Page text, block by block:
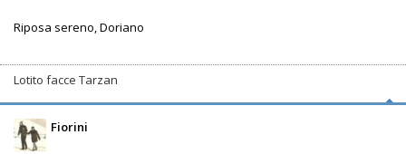
Riposa sereno, Doriano
Lotito facce Tarzan
Fiorini